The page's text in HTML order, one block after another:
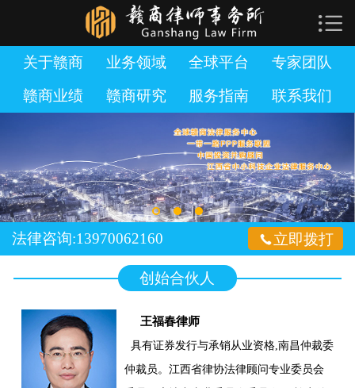
 网站首页
关于赣商
业务领域
全球平台
专家团队
赣商业绩
赣商研究
加入赣商
联系我们

关于赣商 业务领域 全球平台
专家团队
赣商业绩
赣商研究 服务指南 联系我们
立即拨打
法律咨询:13970062160
创始合伙人
王福春律师
具有证券发行与承销从业资格,南昌仲裁委
仲裁员。江西省律协法律顾问专业委员会